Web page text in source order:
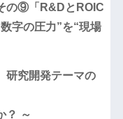
の⑨「R&DとROIC
字の圧力”を“現場
究開発テーマの
？ ～